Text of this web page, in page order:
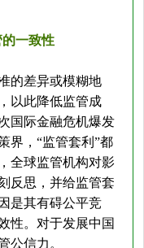
一致性
的差异或模糊地
以此降低监管成
国际金融危机爆发
界，“监管套利”都
全球监管机构对影
反思，并给监管套
是其有碍公平竞
性。对于发展中国
公信力。